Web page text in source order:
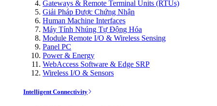
Gateways & Remote Terminal Units (RTUs)
Giải Pháp Được Chứng Nhận
Human Machine Interfaces
Máy Tính Nhúng Tự Động Hóa
Module Remote I/O & Wireless Sensing
Panel PC
Power & Energy
WebAccess Software & Edge SRP
Wireless I/O & Sensors
Intelligent Connectivity